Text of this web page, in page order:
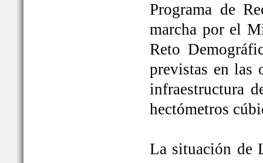
Programa de
marcha por el
Reto
previstas en las
infraestructura
hectómetros
La situación de